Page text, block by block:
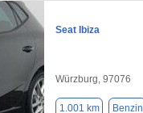
Seat Ibiza
Würzburg, 97076
1.001 km Benzin